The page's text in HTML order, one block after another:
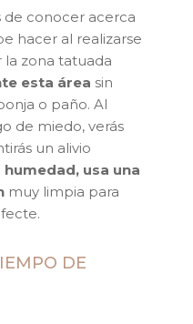
de conocer acerca
hacer al realizarse
la zona tatuada
esta área sin
o paño. Al
de miedo, verás
un alivio
usa una
muy limpia para
DE